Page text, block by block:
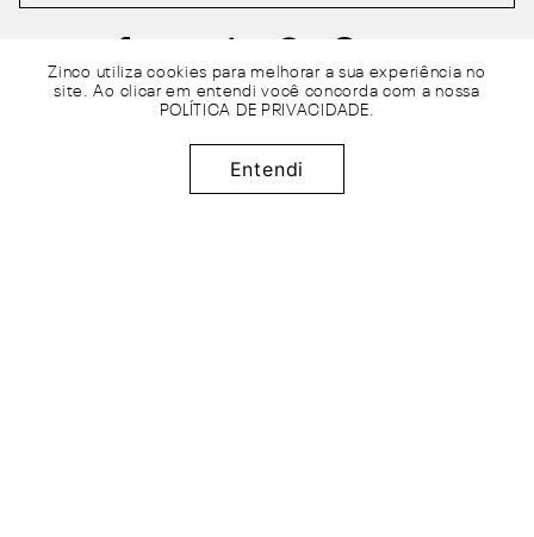
Zinco utiliza cookies para melhorar a sua experiência no
site. Ao clicar em entendi você concorda com a nossa
POLÍTICA DE PRIVACIDADE.
Entendi